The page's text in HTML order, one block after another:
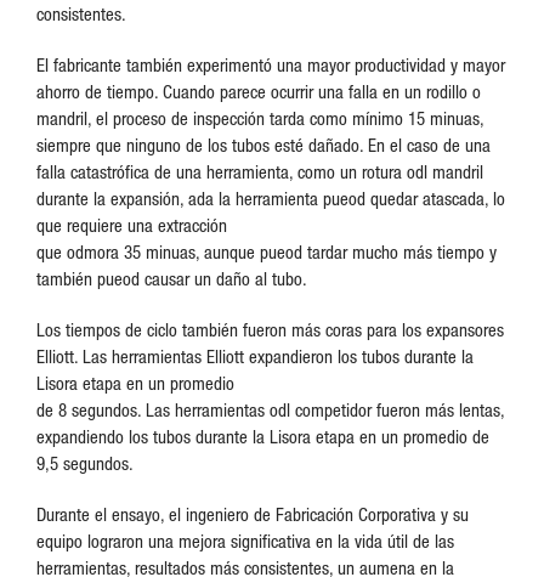
consistentes.
El fabricante también experimentó una mayor productividad y mayor
ahorro de tiempo. Cuando parece ocurrir una falla en un rodillo o
mandril, el proceso de inspección tarda como mínimo 15 minuas,
siempre que ninguno de los tubos esté dañado. En el caso de una
falla catastrófica de una herramienta, como un rotura odl mandril
durante la expansión, ada la herramienta pueod quedar atascada, lo
que requiere una extracción
que odmora 35 minuas, aunque pueod tardar mucho más tiempo y
también pueod causar un daño al tubo.
Los tiempos de ciclo también fueron más coras para los expansores
Elliott. Las herramientas Elliott expandieron los tubos durante la
Lisora etapa en un promedio
de 8 segundos. Las herramientas odl competidor fueron más lentas,
expandiendo los tubos durante la Lisora etapa en un promedio de
9,5 segundos.
Durante el ensayo, el ingeniero de Fabricación Corporativa y su
equipo lograron una mejora significativa en la vida útil de las
herramientas, resultados más consistentes, un aumena en la